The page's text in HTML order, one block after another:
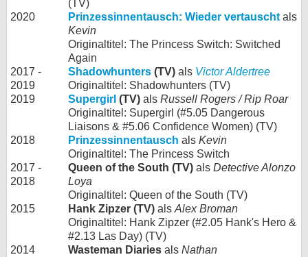
(TV)
2020
Prinzessinnentausch: Wieder vertauscht als
Kevin
Originaltitel: The Princess Switch: Switched
Again
2017 -
2019
Shadowhunters (TV) als Victor Aldertree
Originaltitel: Shadowhunters (TV)
2019
Supergirl (TV) als Russell Rogers / Rip Roar
Originaltitel: Supergirl (#5.05 Dangerous
Liaisons & #5.06 Confidence Women) (TV)
2018
Prinzessinnentausch als Kevin
Originaltitel: The Princess Switch
2017 -
2018
Queen of the South (TV) als Detective Alonzo
Loya
Originaltitel: Queen of the South (TV)
2015
Hank Zipzer (TV) als Alex Broman
Originaltitel: Hank Zipzer (#2.05 Hank's Hero &
#2.13 Las Day) (TV)
2014
Wasteman Diaries als Nathan